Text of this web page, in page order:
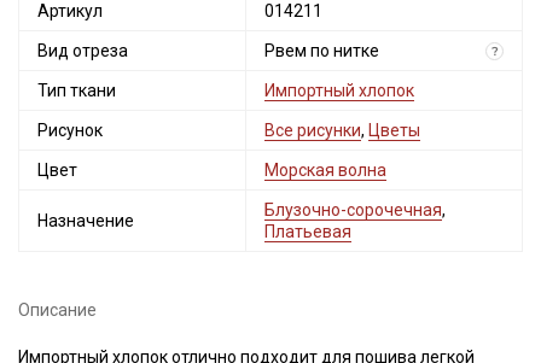
Артикул 014211
Вид отреза Рвем по нитке ?
Тип ткани Импортный хлопок
Рисунок Все рисунки, Цветы
Цвет Морская волна
Назначение
Блузочно-сорочечная,
Платьевая
Описание
Импортный хлопок отлично подходит для пошива легкой